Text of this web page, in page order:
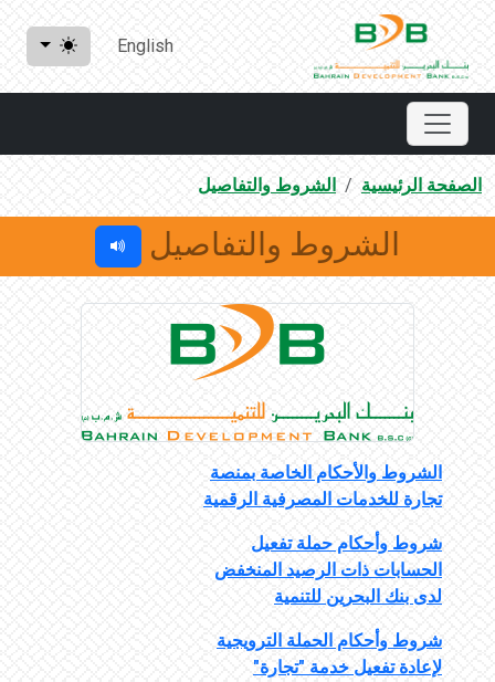
English
الصفحة الرئيسية الشروط والتفاصيل
الشروط والتفاصيل
الشروط والأحكام الخاصة بمنصة
تجارة للخدمات المصرفية الرقمية
شروط وأحكام حملة تفعيل
الحسابات ذات الرصيد المنخفض
لدى بنك البحرين للتنمية
شروط وأحكام الحملة الترويجية
لإعادة تفعيل خدمة "تجارة"